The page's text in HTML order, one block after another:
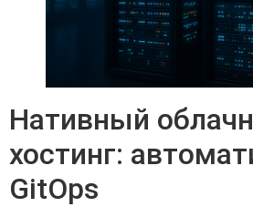
Нативный
хостинг:
GitOps